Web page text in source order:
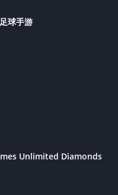
球手游
Unlimited Diamonds